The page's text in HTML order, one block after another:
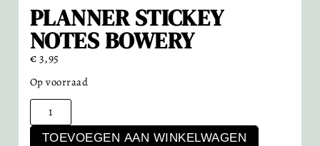
PLANNER STICKEY
NOTES BOWERY
€3,95
Op voorraad
TOEVOEGEN AAN WINKELWAGEN